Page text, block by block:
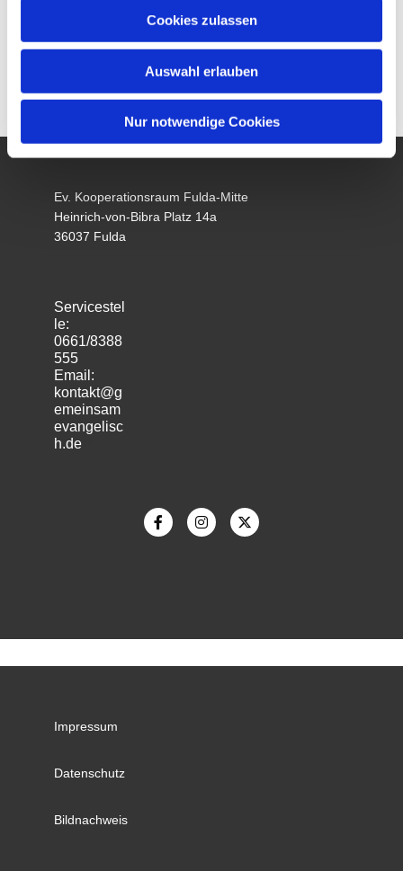
Cookies zulassen
Auswahl erlauben
Nur notwendige Cookies
Ev. Kooperationsraum Fulda-Mitte
Heinrich-von-Bibra Platz 14a
36037 Fulda
Servicestel
le:
0661/8388
555
Email:
kontakt@g
emeinsam
evangelisc
h.de
Impressum
Datenschutz
Bildnachweis